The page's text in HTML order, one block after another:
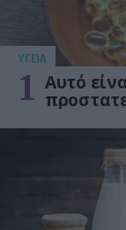
ΥΓΕΙΑ
1 Αυτό